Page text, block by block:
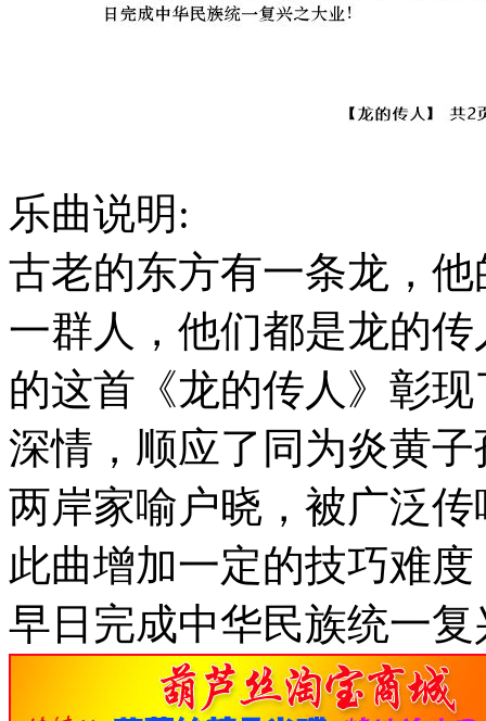
乐曲说明:
古老的东方有一条龙，
一群人，他们都是龙的
的这首《龙的传人》彰
深情，顺应了同为炎黄
两岸家喻户晓，被广泛
此曲增加一定的技巧难
早日完成中华民族统一